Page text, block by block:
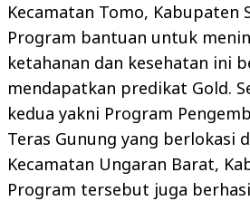
Kecamatan Tomo, Kabupaten
Program bantuan untuk
ketahanan dan kesehatan ini
mendapatkan predikat Gold.
kedua yakni Program
Teras Gunung yang berlokasi
Kecamatan Ungaran Barat,
Program tersebut juga